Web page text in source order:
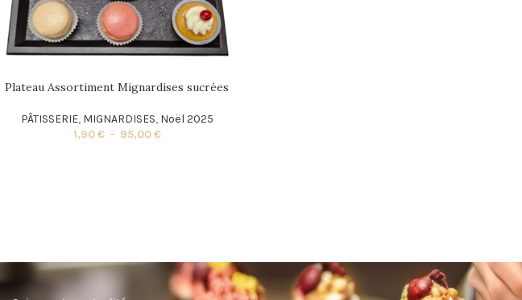
Plateau Assortiment Mignardises sucrées
PÂTISSERIE, MIGNARDISES, Noël 2025
1,90€ – 95,00€